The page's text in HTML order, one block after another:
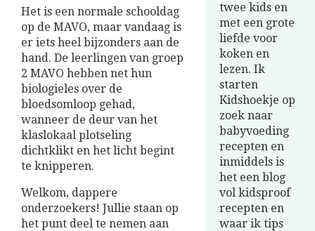
Het is een normale schooldag
op de MAVO, maar vandaag is
er iets heel bijzonders aan de
hand. De leerlingen van groep
2 MAVO hebben net hun
biologieles over de
bloedsomloop gehad,
wanneer de deur van het
klaslokaal plotseling
dichtklikt en het licht begint
te knipperen.
Welkom, dappere
onderzoekers! Jullie staan op
het punt deel te nemen aan
twee kids en
met een grote
liefde voor
koken en
lezen. Ik
starten
Kidshoekje op
zoek naar
babyvoeding
recepten en
inmiddels is
het een blog
vol kidsproof
recepten en
waar ik tips